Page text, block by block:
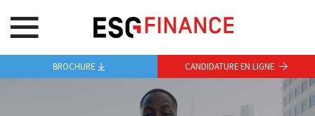
BROCHURE CANDIDATURE EN LIGNE